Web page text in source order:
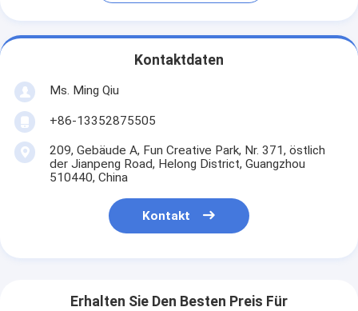
Kontaktdaten
Ms. Ming Qiu
+86-13352875505
209, Gebäude A, Fun Creative Park, Nr. 371, östlich
der Jianpeng Road, Helong District, Guangzhou
510440, China
Kontakt
Erhalten Sie Den Besten Preis Für